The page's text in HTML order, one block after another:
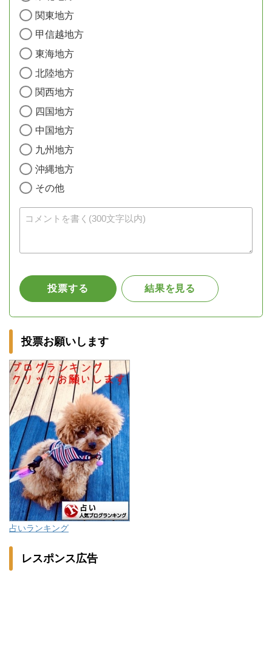
投票お願いします
占いランキング
レスポンス広告